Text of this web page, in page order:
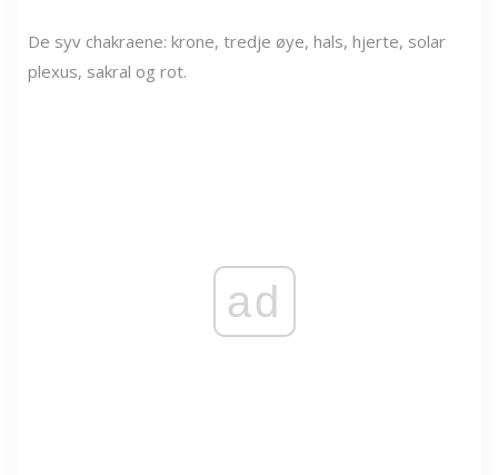
De syv chakraene: krone, tredje øye, hals, hjerte, solar
plexus, sakral og rot.
ad